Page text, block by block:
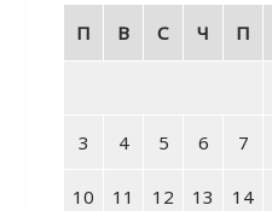
П
В С Ч П
3 4 5 6 7
10 11 12 13 14